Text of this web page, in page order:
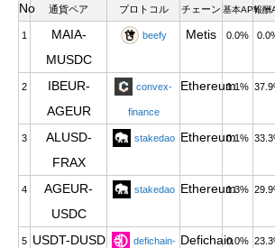
No 通貨ペア プロトコル チェーン 基本APY報酬
1
MAIA-
MUSDC
beefy Metis 0.0%
2
IBEUR-
AGEUR
convex-
finance
Ethereum1.1%
3
ALUSD-
FRAX
stakedao Ethereum0.1%
4
AGEUR-
USDC
stakedao Ethereum1.3%
5 USDT-DUSD defichain- Defichain0.0%